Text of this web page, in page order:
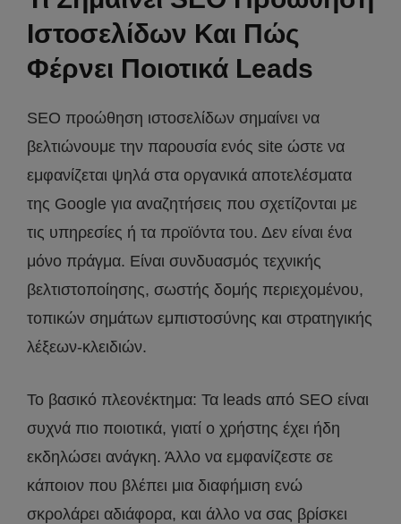
Ιστοσελίδων Και Πώς
Φέρνει Ποιοτικά Leads
SEO προώθηση ιστοσελίδων σημαίνει να
βελτιώνουμε την παρουσία ενός site ώστε να
εμφανίζεται ψηλά στα οργανικά αποτελέσματα
της Google για αναζητήσεις που σχετίζονται με
τις υπηρεσίες ή τα προϊόντα του. Δεν είναι ένα
μόνο πράγμα. Είναι συνδυασμός τεχνικής
βελτιστοποίησης, σωστής δομής περιεχομένου,
τοπικών σημάτων εμπιστοσύνης και στρατηγικής
λέξεων-κλειδιών.
Το βασικό πλεονέκτημα: Τα leads από SEO είναι
συχνά πιο ποιοτικά, γιατί ο χρήστης έχει ήδη
εκδηλώσει ανάγκη. Άλλο να εμφανίζεστε σε
κάποιον που βλέπει μια διαφήμιση ενώ
σκρολάρει αδιάφορα, και άλλο να σας βρίσκει